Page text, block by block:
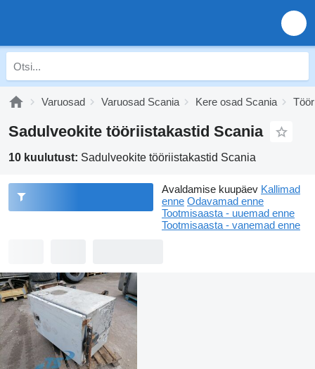
Varuosad Varuosad Scania Kere osad Scania
Sadulveokite tööriistakastid Scania
10 kuulutust: Sadulveokite tööriistakastid Scania
Avaldamise kuupäev Kallimad
enne Odavamad enne
Tootmisaasta - uuemad enne
Tootmisaasta - vanemad enne